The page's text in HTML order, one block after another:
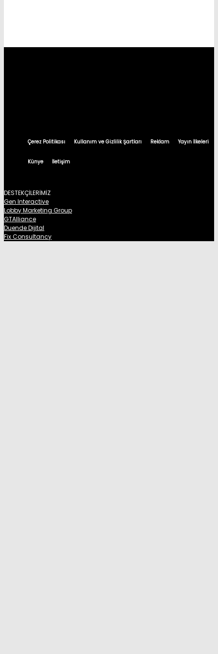
Çerez Politikası Kullanım ve Gizlilik Şartları Reklam Yayın İlkeleri
Künye İletişim
DESTEKÇİLERİMİZ
Gen Interactive
Lobby Marketing Group
GTAlliance
Duende Dijital
Fix Consultancy